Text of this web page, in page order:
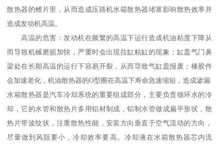
散热器的鳍片里，从而造成压路机水箱散热器堵塞影响散热效率并
造成发动机高温。
高温的危害：发动机在频繁的高温下运行造成机油粘度下降从
而导致机械磨损加快，严重时会出现拉缸粘缸的现象；缸盖气门鼻
梁处在长期高温的运行下容易开裂，从而导致气缸盖报废；橡胶件
会加速老化，机油散热器的O型圈在高温下寿命急速缩短，造成渗漏
水箱散热器是汽车冷却系统的重要组成部分，主要负责循环水的冷
却，它的水管和散热片多用铝材制成，铝制水管做成扁平形状，散
热片带波纹状，注重散热性能，安装方向垂直于空气流动的方向，
尽量做到风阻要小，冷却效率要高。冷却液在水箱散热器芯内流